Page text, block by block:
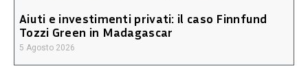
Aiuti e investimenti privati: il caso Finnfund
Tozzi Green in Madagascar
5 Agosto 2026